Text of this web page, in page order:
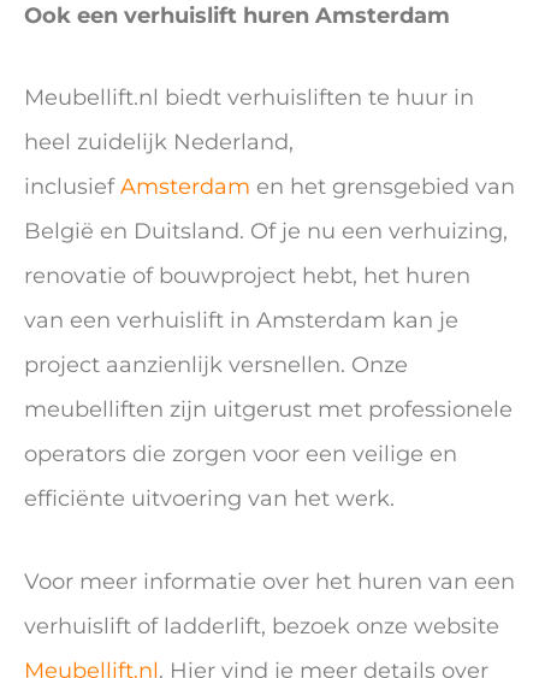
Ook een verhuislift huren Amsterdam
Meubellift.nl biedt verhuisliften te huur in
heel zuidelijk Nederland,
inclusiefAmsterdam en het grensgebied van
België en Duitsland. Of je nu een verhuizing,
renovatie of bouwproject hebt, het huren
van een verhuislift in Amsterdam kan je
project aanzienlijk versnellen. Onze
meubelliften zijn uitgerust met professionele
operators die zorgen voor een veilige en
efficiënte uitvoering van het werk.
Voor meer informatie over het huren van een
verhuislift of ladderlift, bezoek onze website
Meubellift.nl. Hier vind je meer details over